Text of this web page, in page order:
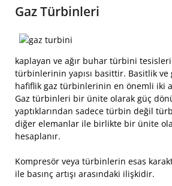
Gaz Türbinleri
kaplayan ve ağır buhar türbini
türbinlerinin yapısı basittir. Basitlik ve
hafiflik gaz türbinlerinin en önemli iki
Gaz türbinleri bir ünite olarak güç
yaptıklarından sadece türbin değil
diğer elemanlar ile birlikte bir ünite
hesaplanır.
Kompresör veya türbinlerin esas
ile basınç artışı arasındaki ilişkidir.